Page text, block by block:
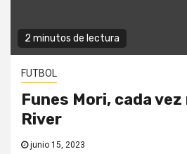
2 minutos de lectura
FUTBOL
Funes Mori, cada
River
junio 15, 2023